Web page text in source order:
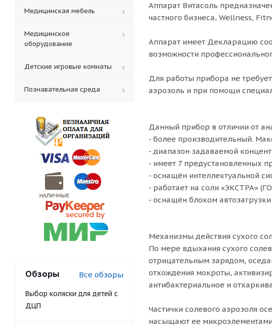
Аппарат Витасоль
частного бизнеса, Wellness,
Аппарат имеет Декларацию
возможности
Для работы прибора не
аэрозоль и при помощи
Данный прибор в отличии от
- более производительный.
- диапазон задаваемой
- имеет 7 предустановленных
- оснащён интеллектуальной
- работает на соли «ЭКСТРА»
- оснащён блоком
Механизмы действия сухого
По мере вдыхания сухого
отрицательным зарядом,
отхождения мокроты,
антибактериальное и
Частички солевого аэрозоля
насыщают ее
Медицинская мебель
Медицинское
оборудование
Детские игровые комнаты
Познавательная среда
Обзоры Все обзоры
Выбор коляски для детей с
ДЦП